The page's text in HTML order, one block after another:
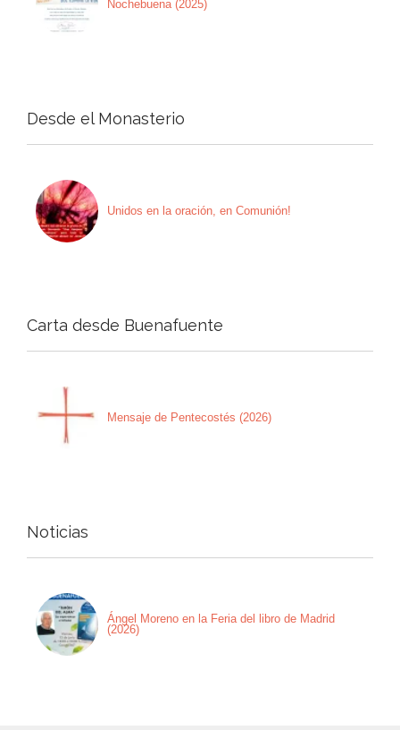
Nochebuena (2025)
Desde el Monasterio
Unidos en la oración, en Comunión!
Carta desde Buenafuente
Mensaje de Pentecostés (2026)
Noticias
Ángel Moreno en la Feria del libro de Madrid
(2026)